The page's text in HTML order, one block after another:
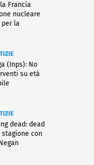
Francia
nucleare
la
(Inps): No
su età
dead: dead
con